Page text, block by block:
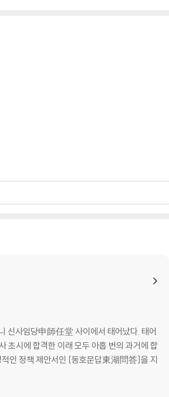
신사임당申師任堂 사이에서 태어났다. 태어
초시에 합격한 이래 모두 아홉 번의 과거에 합